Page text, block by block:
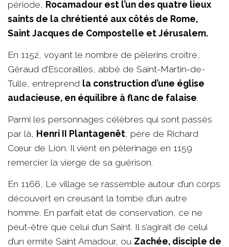
période, Rocamadour est l’un des quatre lieux
saints de la chrétienté aux côtés de Rome,
Saint Jacques de Compostelle et Jérusalem.
En 1152, voyant le nombre de pèlerins croître,
Géraud d’Escorailles, abbé de Saint-Martin-de-
Tulle, entreprend la construction d’une église
audacieuse, en équilibre à flanc de falaise.
Parmi les personnages célèbres qui sont passés
par là, Henri II Plantagenêt, père de Richard
Cœur de Lion. Il vient en pèlerinage en 1159
remercier la vierge de sa guérison.
En 1166, Le village se rassemble autour d’un corps
découvert en creusant la tombe d’un autre
homme. En parfait état de conservation, ce ne
peut-être que celui d’un Saint. Il s’agirait de celui
d’un ermite Saint Amadour, ou Zachée, disciple de